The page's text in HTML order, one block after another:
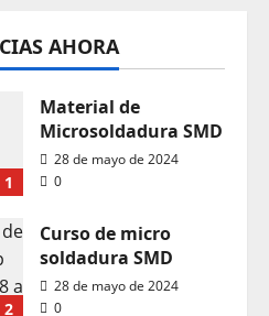
AHORA
1
Material de
Microsoldadura SMD
28 de mayo de 2024
0
2
Curso de micro
soldadura SMD
28 de mayo de 2024
0